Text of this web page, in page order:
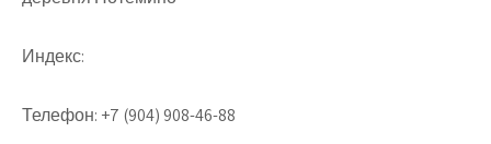
Индекс:
Телефон: +7 (904) 908-46-88